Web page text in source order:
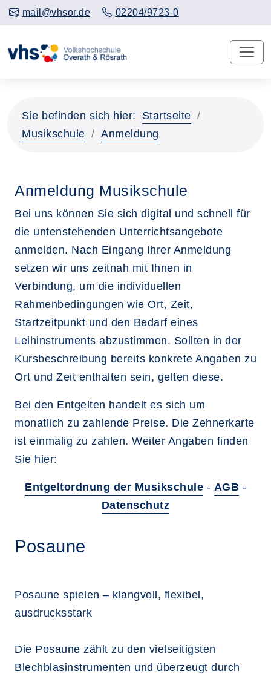
mail@vhsor.de 02204/9723-0
Sie befinden sich hier:
Startseite
Musikschule
Anmeldung
Anmeldung Musikschule
Bei uns können Sie sich digital und schnell für
die untenstehenden Unterrichtsangebote
anmelden. Nach Eingang Ihrer Anmeldung
setzen wir uns zeitnah mit Ihnen in
Verbindung, um die individuellen
Rahmenbedingungen wie Ort, Zeit,
Startzeitpunkt und den Bedarf eines
Leihinstruments abzustimmen. Sollten in der
Kursbeschreibung bereits konkrete Angaben zu
Ort und Zeit enthalten sein, gelten diese.
Bei den Entgelten handelt es sich um
monatlich zu zahlende Preise. Die Zehnerkarte
ist einmalig zu zahlen. Weiter Angaben finden
Sie hier:
Entgeltordnung der Musikschule - AGB -
Datenschutz
Posaune
Posaune spielen – klangvoll, flexibel,
ausdrucksstark
Die Posaune zählt zu den vielseitigsten
Blechblasinstrumenten und überzeugt durch